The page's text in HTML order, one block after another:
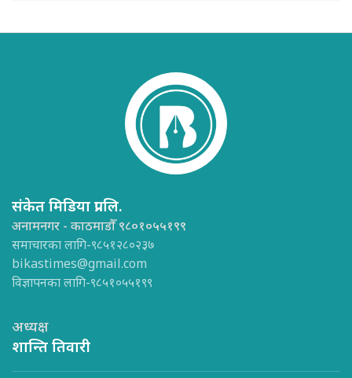
संकेत मिडिया प्रा.लि.
अनामनगर - काठमाडौँ ९८०१०५५१९९
समाचारका लागि-९८५१२८०२३७
bikastimes@gmail.com
विज्ञापनका लागि-९८५१०५५१९९
अध्यक्ष
शान्ति तिवारी